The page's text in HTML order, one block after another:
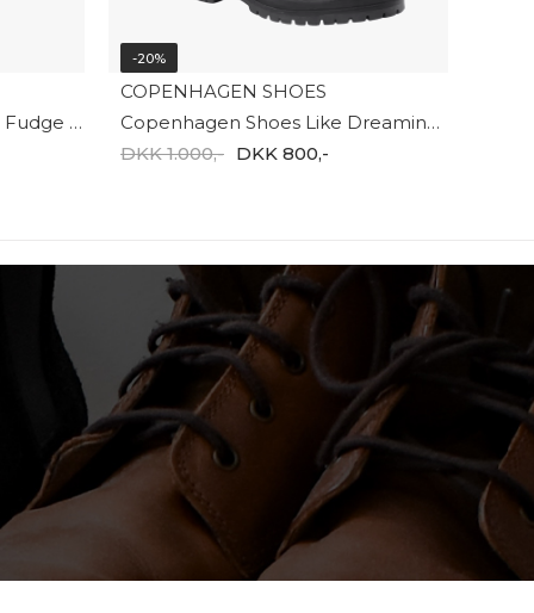
Hummel Thermo Boot Jr - Fudge 206869-8016
-20%
COPENHAGEN SHOES
Copenhagen Shoes Like Dreaming CS7773
DKK 1.000,- DKK 800,-